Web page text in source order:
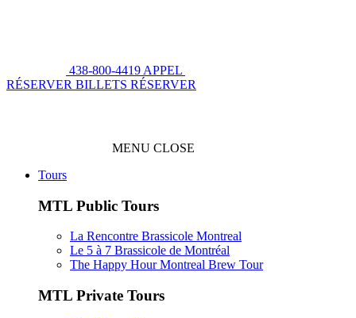
438-800-4419 APPEL
RÉSERVER BILLETS RÉSERVER
MENU CLOSE
Tours
MTL Public Tours
La Rencontre Brassicole Montreal
Le 5 à 7 Brassicole de Montréal
The Happy Hour Montreal Brew Tour
MTL Private Tours